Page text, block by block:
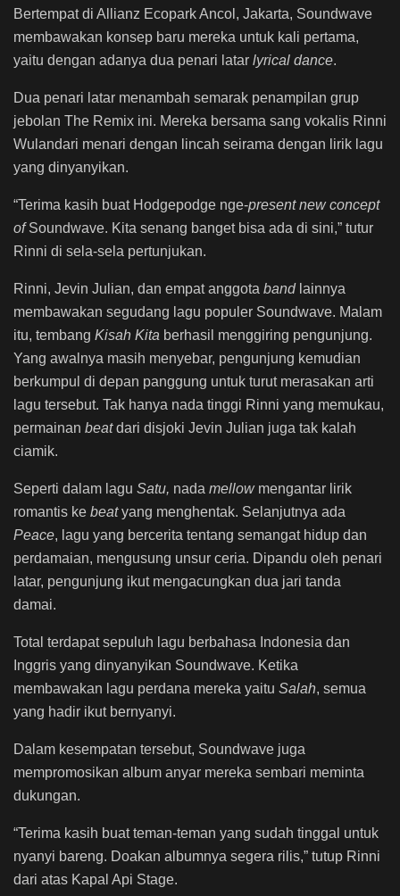
Bertempat di Allianz Ecopark Ancol, Jakarta, Soundwave
membawakan konsep baru mereka untuk kali pertama,
yaitu dengan adanya dua penari latar lyrical dance.
Dua penari latar menambah semarak penampilan grup
jebolan The Remix ini. Mereka bersama sang vokalis Rinni
Wulandari menari dengan lincah seirama dengan lirik lagu
yang dinyanyikan.
“Terima kasih buat Hodgepodge nge-present new concept
ofSoundwave. Kita senang banget bisa ada di sini,” tutur
Rinni di sela-sela pertunjukan.
Rinni, Jevin Julian, dan empat anggota band lainnya
membawakan segudang lagu populer Soundwave. Malam
itu, tembang Kisah Kita berhasil menggiring pengunjung.
Yang awalnya masih menyebar, pengunjung kemudian
berkumpul di depan panggung untuk turut merasakan arti
lagu tersebut. Tak hanya nada tinggi Rinni yang memukau,
permainan beatdari disjoki Jevin Julian juga tak kalah
ciamik.
Seperti dalam lagu Satu, nada mellowmengantar lirik
romantis ke beatyang menghentak. Selanjutnya ada
Peace, lagu yang bercerita tentang semangat hidup dan
perdamaian, mengusung unsur ceria. Dipandu oleh penari
latar, pengunjung ikut mengacungkan dua jari tanda
damai.
Total terdapat sepuluh lagu berbahasa Indonesia dan
Inggris yang dinyanyikan Soundwave. Ketika
membawakan lagu perdana mereka yaitu Salah, semua
yang hadir ikut bernyanyi.
Dalam kesempatan tersebut, Soundwave juga
mempromosikan album anyar mereka sembari meminta
dukungan.
“Terima kasih buat teman-teman yang sudah tinggal untuk
nyanyi bareng. Doakan albumnya segera rilis,” tutup Rinni
dari atas Kapal Api Stage.